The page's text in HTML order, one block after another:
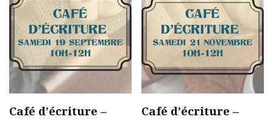
Café d’écriture –
Café d’écriture –